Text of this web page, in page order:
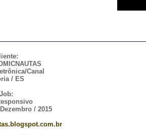
Canal
/ ES
/ 2015